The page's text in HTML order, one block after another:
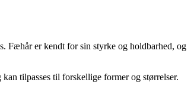
Fæhår er kendt for sin styrke og holdbarhed, og
tilpasses til forskellige former og størrelser.